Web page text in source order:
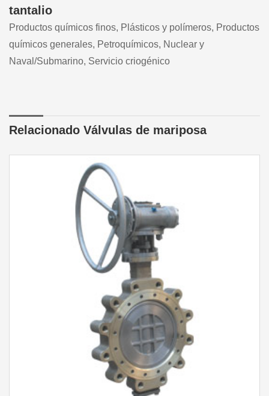
tantalio
Productos químicos finos, Plásticos y polímeros, Productos
químicos generales, Petroquímicos, Nuclear y
Naval/Submarino, Servicio criogénico
Relacionado Válvulas de mariposa